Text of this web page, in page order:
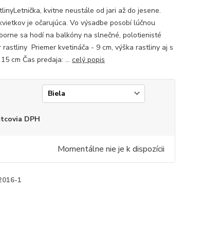
kvitne neustále od jari až do jesene.
je očarujúca. Vo výsadbe posobí lúčnou
sa hodí na balkóny na slnečné, polotienisté
rastliny Priemer kvetináča - 9 cm, výška rastliny aj s
cm Čas predaja: ... celý popis
DPH
Momentálne nie je k dispozícii
1